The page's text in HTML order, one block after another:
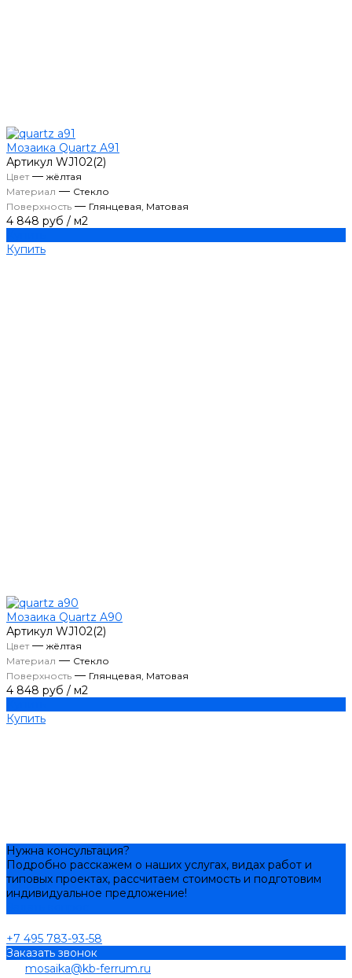
Мозаика Quartz A91
Артикул WJ102(2)
Цвет— жёлтая
Материал — Стекло
Поверхность — Глянцевая, Матовая
4 848 руб / м2
Купить
Мозаика Quartz A90
Артикул WJ102(2)
Цвет— жёлтая
Материал — Стекло
Поверхность — Глянцевая, Матовая
4 848 руб / м2
Купить
Нужна консультация?
Подробно расскажем о наших услугах, видах работ и
типовых проектах, рассчитаем стоимость и подготовим
индивидуальное предложение!
+7 495 783-93-58
Заказать звонок
mosaika@kb-ferrum.ru